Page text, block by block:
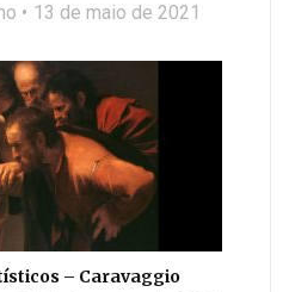
13 de maio de 2021
– Caravaggio